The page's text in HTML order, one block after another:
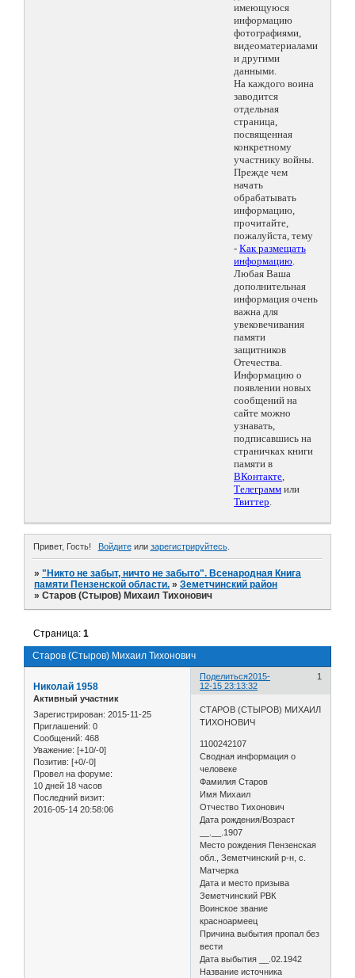
имеющуюся
информацию
фотографиями,
видеоматериалами
и другими
данными.
На каждого воина
заводится
отдельная
страница,
посвященная
конкретному
участнику войны.
Прежде чем
начать
обрабатывать
информацию,
прочитайте,
пожалуйста, тему
- Как размещать
информацию.
Любая Ваша
дополнительная
информация очень
важна для
увековечивания
памяти
защитников
Отечества.
Информацию о
появлении новых
сообщений на
сайте можно
узнавать,
подписавшись на
страничках книги
памяти в
ВКонтакте,
Телеграмм или
Твиттер.
Привет, Гость! Войдитеили зарегистрируйтесь.
»"Никто не забыт, ничто не забыто". Всенародная Книга
памяти Пензенской области. »Земетчинский район
»Старов (Стыров) Михаил Тихонович
Старов (Стыров) Михаил Тихонович
Страница:1
Поделиться 1
2015-
12-15 23:13:32
Николай 1958
Активный участник
Зарегистрирован: 2015-11-25
Приглашений: 0
Сообщений: 468
Уважение: [+10/-0]
Позитив: [+0/-0]
Провел на форуме:
10 дней 18 часов
Последний визит:
2016-05-14 20:58:06
СТАРОВ (СТЫРОВ) МИХАИЛ
ТИХОНОВИЧ
1100242107
Сводная информация о
человеке
Фамилия Старов
Имя Михаил
Отчество Тихонович
Дата рождения/Возраст
__.__.1907
Место рождения Пензенская
обл., Земетчинский р-н, с.
Матчерка
Дата и место призыва
Земетчинский РВК
Воинское звание
красноармеец
Причина выбытия пропал без
вести
Дата выбытия __.02.1942
Название источника